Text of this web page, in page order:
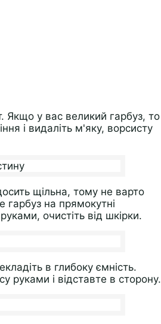
Якщо у вас великий гарбуз, то
і видаліть м'яку, ворсисту
щільна, тому не варто
гарбуз на прямокутні
очистіть від шкірки.
в глибоку ємність.
руками і відставте в сторону.